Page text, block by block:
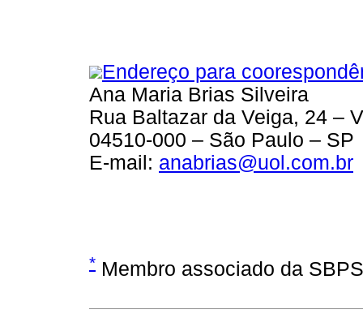
Endereço para
Ana Maria Brias Silveira
Rua Baltazar da Veiga, 24 –
04510-000 – São Paulo – SP
E-mail: anabrias@uol.com.br
* Membro associado da